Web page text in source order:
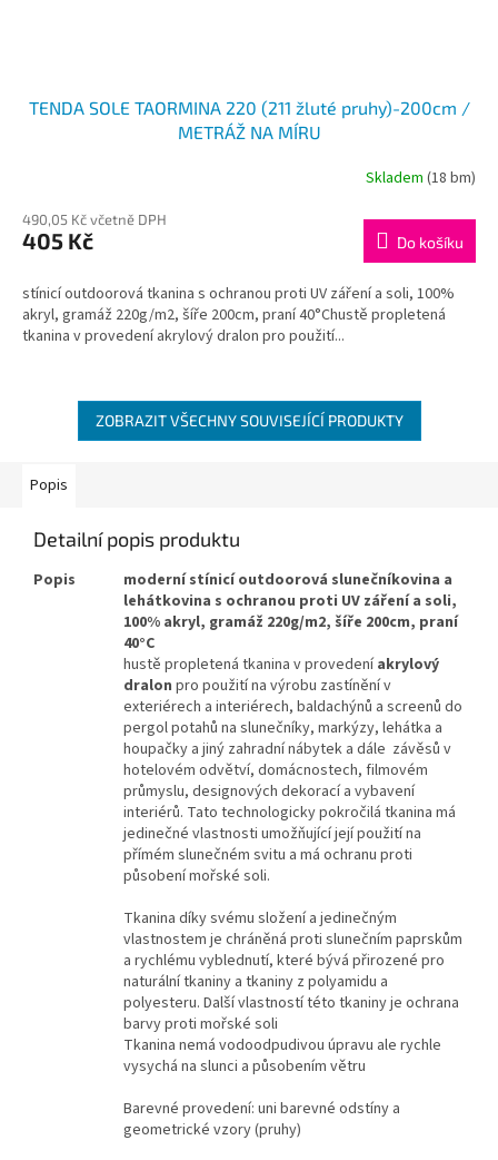
TENDA SOLE TAORMINA 220 (211 žluté pruhy)-200cm /
METRÁŽ NA MÍRU
Skladem (18 bm)
490,05 Kč včetně DPH
405 Kč Do košíku
stínicí outdoorová tkanina s ochranou proti UV záření a soli, 100%
akryl, gramáž 220g/m2, šíře 200cm, praní 40°Chustě propletená
tkanina v provedení akrylový dralon pro použití...
ZOBRAZIT VŠECHNY SOUVISEJÍCÍ PRODUKTY
Popis
Detailní popis produktu
Popis
moderní stínicí outdoorová slunečníkovina a
lehátkovina s ochranou proti UV záření a soli,
100% akryl, gramáž 220g/m2, šíře 200cm, praní
40°C
hustě propletená tkanina v provedeníakrylový
dralon pro použití na výrobu zastínění v
exteriérech a interiérech, baldachýnů a screenů do
pergol potahů na slunečníky, markýzy, lehátka a
houpačky a jiný zahradní nábytek a dále závěsů v
hotelovém odvětví, domácnostech, filmovém
průmyslu, designových dekorací a vybavení
interiérů. Tato technologicky pokročilá tkanina má
jedinečné vlastnosti umožňující její použití na
přímém slunečném svitu a má ochranu proti
působení mořské soli.
Tkanina díky svému složení a jedinečným
vlastnostem je chráněná proti slunečním paprskům
a rychlému vyblednutí, které bývá přirozené pro
naturální tkaniny a tkaniny z polyamidu a
polyesteru. Další vlastností této tkaniny je ochrana
barvy proti mořské soli
Tkanina nemá vodoodpudivou úpravu ale rychle
vysychá na slunci a působením větru
Barevné provedení: uni barevné odstíny a
geometrické vzory (pruhy)